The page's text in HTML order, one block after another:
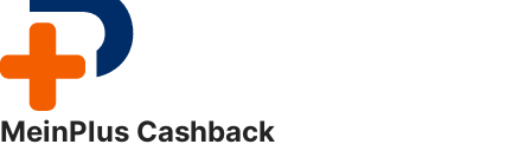
MeinPlus Cashback